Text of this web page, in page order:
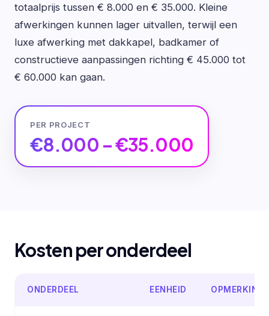
totaalprijs tussen € 8.000 en € 35.000. Kleine
afwerkingen kunnen lager uitvallen, terwijl een
luxe afwerking met dakkapel, badkamer of
constructieve aanpassingen richting € 45.000 tot
€ 60.000 kan gaan.
PER PROJECT
€8.000 – €35.000
Kosten per onderdeel
ONDERDEEL EENHEID OPMERKING